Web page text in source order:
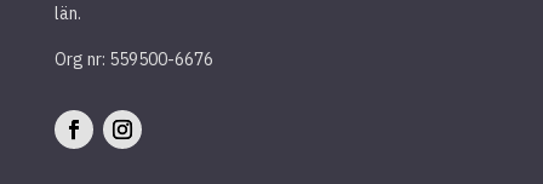
län.
Org nr: 559500-6676